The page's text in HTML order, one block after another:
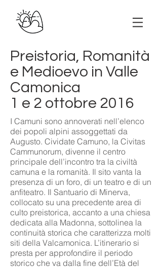
Preistoria, Romanità
e Medioevo in Valle
Camonica
1 e 2 ottobre 2016
I Camuni sono annoverati nell’elenco
dei popoli alpini assoggettati da
Augusto. Cividate Camuno, la Civitas
Cammunorum, divenne il centro
principale dell’incontro tra la civiltà
camuna e la romanità. Il sito vanta la
presenza di un foro, di un teatro e di un
anfiteatro. Il Santuario di Minerva,
collocato su una precedente area di
culto preistorica, accanto a una chiesa
dedicata alla Madonna, sottolinea la
continuità storica che caratterizza molti
siti della Valcamonica. L’itinerario si
presta per approfondire il periodo
storico che va dalla fine dell’Età del